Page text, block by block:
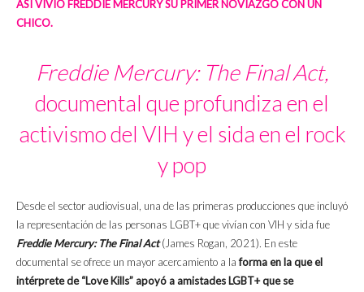
ASÍ VIVIÓ FREDDIE MERCURY SU PRIMER NOVIAZGO CON UN
CHICO.
Freddie Mercury: The Final Act,
documental que profundiza en el
activismo del VIH y el sida en el rock
y pop
Desde el sector audiovisual, una de las primeras producciones que incluyó
la representación de las personas LGBT+ que vivían con VIH y sida fue
Freddie Mercury: The Final Act (James Rogan, 2021). En este
documental se ofrece un mayor acercamiento a laforma en la que el
intérprete de “Love Kills” apoyó a amistades LGBT+ que se